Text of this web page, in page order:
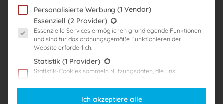
Die Steuerberaterprüfung ist eine der anspruchsvollsten beruflichen
Qualifikationen und besteht aus zwei wesentlichen Abschnitten: einer
schriftlichen Prüfung und einer mündlichen Prüfung. Beide
Abschnitte sind darauf ausgelegt, dein umfassendes Fachwissen
sowie deine berufliche Eignung zu testen. Hier erhältst du einen
umfassenden Überblick über den Ablauf der Steuerberaterprüfung.
Der schriftliche Teil der Steuerberaterprüfung Der schriftliche Teil
Personalisierte Werbung (1 Vendor)
Es folgt eine Liste der Service-Gruppen, für die eine Einwilligung
Essenziell (2 Provider)
Essenzielle Services ermöglichen grundlegende Funktionen
und sind für das ordnungsgemäße Funktionieren der
Website erforderlich.
Statistik (1 Provider)
Statistik-Cookies sammeln Nutzungsdaten, die uns
Website umgehen.
(3 Provider)
Ich akzeptiere alle